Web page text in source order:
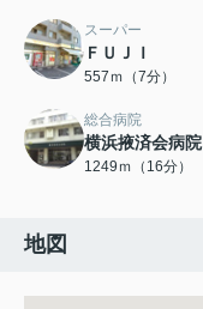
スーパー
ＦＵＪＩ
557ｍ（7分）
総合病院
横浜掖済会病院
1249ｍ（16分）
地図